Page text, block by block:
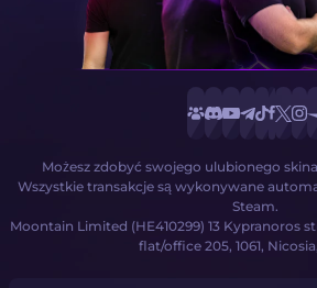
Możesz zdobyć swojego ulubionego
Wszystkie transakcje są wykonywane
Steam.
Moontain Limited (HE410299) 13 Kypranoros
flat/office 205, 1061,